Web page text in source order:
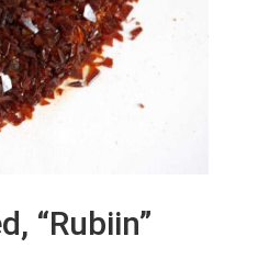
“Rubiin”